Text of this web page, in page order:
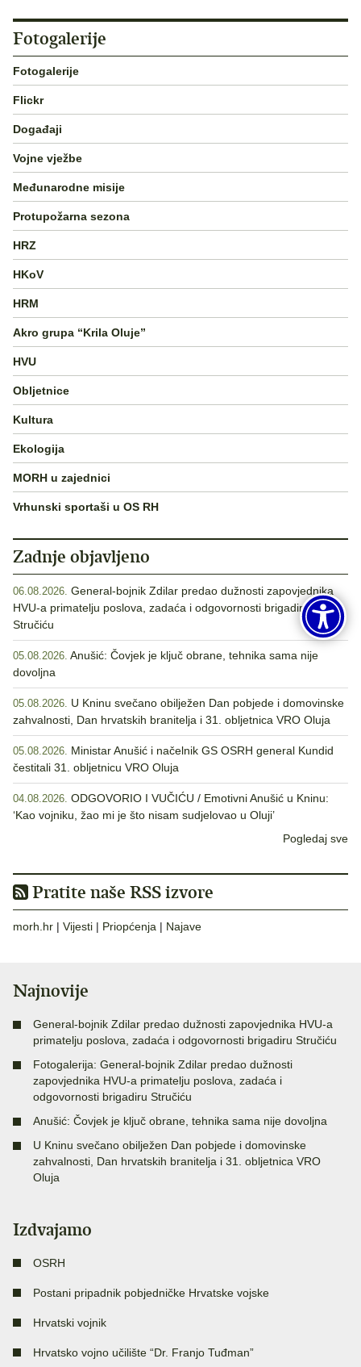
Fotogalerije
Fotogalerije
Flickr
Događaji
Vojne vježbe
Međunarodne misije
Protupožarna sezona
HRZ
HKoV
HRM
Akro grupa “Krila Oluje”
HVU
Obljetnice
Kultura
Ekologija
MORH u zajednici
Vrhunski sportaši u OS RH
Zadnje objavljeno
06.08.2026. General-bojnik Zdilar predao dužnosti zapovjednika
HVU-a primatelju poslova, zadaća i odgovornosti brigadiru
Stručiću
05.08.2026. Anušić: Čovjek je ključ obrane, tehnika sama nije
dovoljna
05.08.2026. U Kninu svečano obilježen Dan pobjede i domovinske
zahvalnosti, Dan hrvatskih branitelja i 31. obljetnica VRO Oluja
05.08.2026. Ministar Anušić i načelnik GS OSRH general Kundid
čestitali 31. obljetnicu VRO Oluja
04.08.2026. ODGOVORIO I VUČIĆU / Emotivni Anušić u Kninu:
‘Kao vojniku, žao mi je što nisam sudjelovao u Oluji’
Pogledaj sve
Pratite naše RSS izvore
morh.hr | Vijesti | Priopćenja | Najave
Najnovije
General-bojnik Zdilar predao dužnosti zapovjednika HVU-a
primatelju poslova, zadaća i odgovornosti brigadiru Stručiću
Fotogalerija: General-bojnik Zdilar predao dužnosti
zapovjednika HVU-a primatelju poslova, zadaća i
odgovornosti brigadiru Stručiću
Anušić: Čovjek je ključ obrane, tehnika sama nije dovoljna
U Kninu svečano obilježen Dan pobjede i domovinske
zahvalnosti, Dan hrvatskih branitelja i 31. obljetnica VRO
Oluja
Izdvajamo
OSRH
Postani pripadnik pobjedničke Hrvatske vojske
Hrvatski vojnik
Hrvatsko vojno učilište “Dr. Franjo Tuđman”